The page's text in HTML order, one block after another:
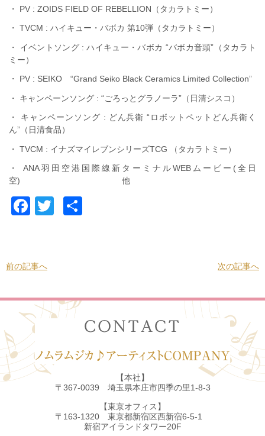
・ PV : ZOIDS FIELD OF REBELLION（タカラトミー）
・ TVCM : ハイキュー・バボカ 第10弾（タカラトミー）
・ イベントソング : ハイキュー・バボカ “バボカ音頭”（タカラト
ミー）
・ PV : SEIKO “Grand Seiko Black Ceramics Limited Collection”
・ キャンペーンソング : “ごろっとグラノーラ”（日清シスコ）
・ キャンペーンソング : どん兵衛 “ロボットペットどん兵衛く
ん”（日清食品）
・ TVCM : イナズマイレブンシリーズTCG （タカラトミー）
・ ANA羽田空港国際線新ターミナルWEBムービー(全日
空) 他
Facebook
Twitter
前の記事へ 次の記事へ
【本社】
〒367-0039 埼玉県本庄市四季の里1-8-3
【東京オフィス】
〒163-1320 東京都新宿区西新宿6-5-1
新宿アイランドタワー20F